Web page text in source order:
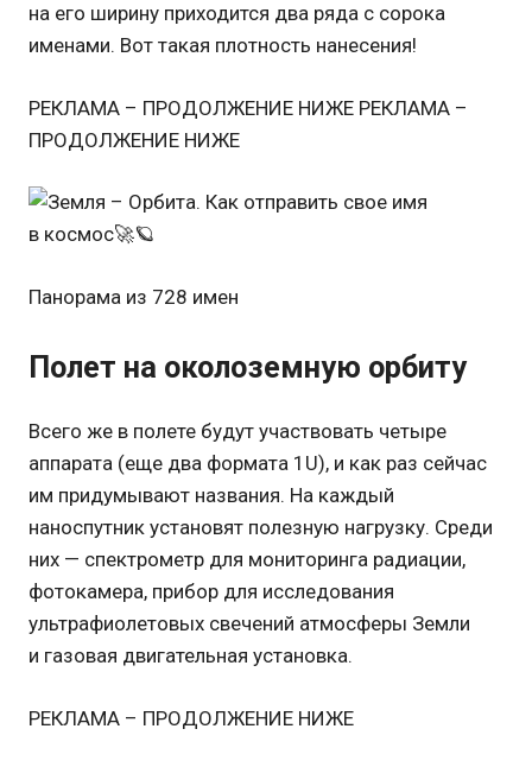
на его ширину приходится два ряда с сорока
именами. Вот такая плотность нанесения!
РЕКЛАМА – ПРОДОЛЖЕНИЕ НИЖЕ РЕКЛАМА –
ПРОДОЛЖЕНИЕ НИЖЕ
Панорама из 728 имен
Полет на околоземную орбиту
Всего же в полете будут участвовать четыре
аппарата (еще два формата 1U), и как раз сейчас
им придумывают названия. На каждый
наноспутник установят полезную нагрузку. Среди
них — спектрометр для мониторинга радиации,
фотокамера, прибор для исследования
ультрафиолетовых свечений атмосферы Земли
и газовая двигательная установка.
РЕКЛАМА – ПРОДОЛЖЕНИЕ НИЖЕ